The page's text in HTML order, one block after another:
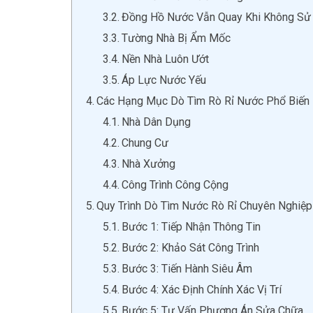
Đồng Hồ Nước Vẫn Quay Khi Không
Tường Nhà Bị Ẩm Mốc
Nền Nhà Luôn Ướt
Áp Lực Nước Yếu
Các Hạng Mục Dò Tìm Rò Rỉ Nước Phổ Biến
Nhà Dân Dụng
Chung Cư
Nhà Xưởng
Công Trình Công Cộng
Quy Trình Dò Tìm Nước Rò Rỉ Chuyên Nghiệp
Bước 1: Tiếp Nhận Thông Tin
Bước 2: Khảo Sát Công Trình
Bước 3: Tiến Hành Siêu Âm
Bước 4: Xác Định Chính Xác Vị Trí
Bước 5: Tư Vấn Phương Án Sửa Chữa